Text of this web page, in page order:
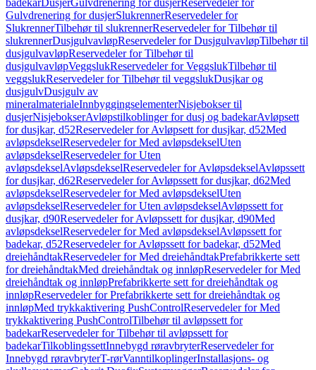
badekarDusjerGulvdrenering for dusjerReservedeler for
Gulvdrenering for dusjerSlukrennerReservedeler for
SlukrennerTilbehør til slukrennerReservedeler for Tilbehør til
slukrennerDusjgulvavløpReservedeler for DusjgulvavløpTilbehør til
dusjgulvavløpReservedeler for Tilbehør til
dusjgulvavløpVeggslukReservedeler for VeggslukTilbehør til
veggslukReservedeler for Tilbehør til veggslukDusjkar og
dusjgulvDusjgulv av
mineralmaterialeInnbyggingselementerNisjebokser til
dusjerNisjebokserAvløpstilkoblinger for dusj og badekarAvløpsett
for dusjkar, d52Reservedeler for Avløpsett for dusjkar, d52Med
avløpsdekselReservedeler for Med avløpsdekselUten
avløpsdekselReservedeler for Uten
avløpsdekselAvløpsdekselReservedeler for AvløpsdekselAvløpssett
for dusjkar, d62Reservedeler for Avløpssett for dusjkar, d62Med
avløpsdekselReservedeler for Med avløpsdekselUten
avløpsdekselReservedeler for Uten avløpsdekselAvløpssett for
dusjkar, d90Reservedeler for Avløpssett for dusjkar, d90Med
avløpsdekselReservedeler for Med avløpsdekselAvløpssett for
badekar, d52Reservedeler for Avløpssett for badekar, d52Med
dreiehåndtakReservedeler for Med dreiehåndtakPrefabrikkerte sett
for dreiehåndtakMed dreiehåndtak og innløpReservedeler for Med
dreiehåndtak og innløpPrefabrikkerte sett for dreiehåndtak og
innløpReservedeler for Prefabrikkerte sett for dreiehåndtak og
innløpMed trykkaktivering PushControlReservedeler for Med
trykkaktivering PushControlTilbehør til avløpssett for
badekarReservedeler for Tilbehør til avløpssett for
badekarTilkoblingssettInnebygd røravbryterReservedeler for
Innebygd røravbryterT-rørVanntilkoplingerInstallasjons- og